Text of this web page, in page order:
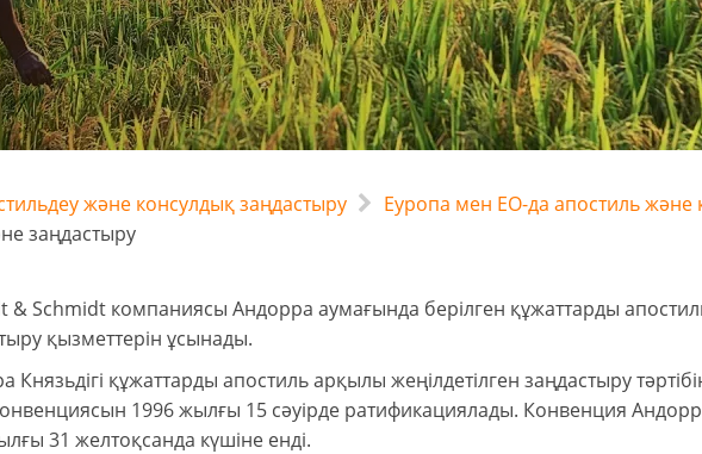
және консулдық заңдастыру
Еуропа мен ЕО-да апостиль және
заңдастыру
& Schmidt компаниясы Андорра аумағында берілген құжаттарды
қызметтерін ұсынады.
Князьдігі құжаттарды апостиль арқылы жеңілдетілген заңдастыру
1996 жылғы 15 сәуірде ратификациялады. Конвенция
31 желтоқсанда күшіне енді.